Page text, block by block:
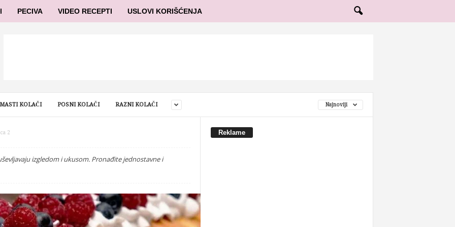
PECIVA VIDEO RECEPTI USLOVI KORIŠĆENJA
KOLAČI POSNI KOLAČI RAZNI KOLAČI Najnoviji
2
izgledom i ukusom. Pronađite jednostavne i
Reklame